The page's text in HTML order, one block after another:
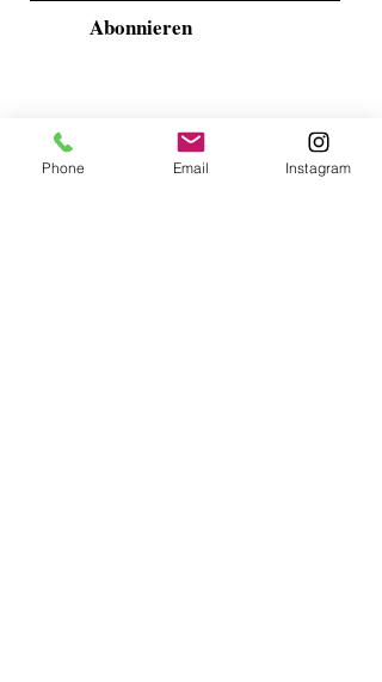
Abonnieren
Phone Email Instagram